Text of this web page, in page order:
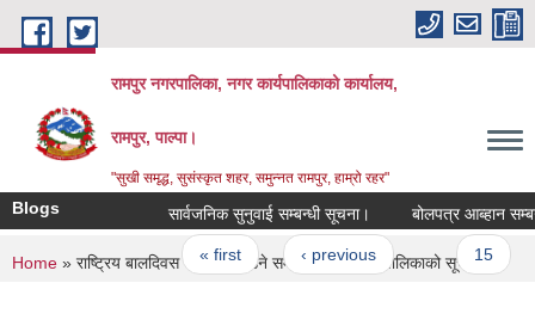
Skip to main content
रामपुर नगरपालिका, नगर कार्यपालिकाको कार्यालय,
रामपुर, पाल्पा।
"सुखी समृद्ध, सुसंस्कृत शहर, समुन्नत रामपुर, हाम्रो रहर"
Blogs सार्वजनिक सुनुवाई सम्बन्धी सूचना। बोलपत्र आब्हान
Pages
« first ‹ previous … 15
You are here
Home » राष्ट्रिय बालदिवस २०७८ मनाउने सम्बन्धी रामपुर नगरपालिकाको सूचना।